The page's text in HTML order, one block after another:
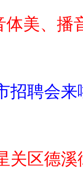
体美、播
招聘会
关区德